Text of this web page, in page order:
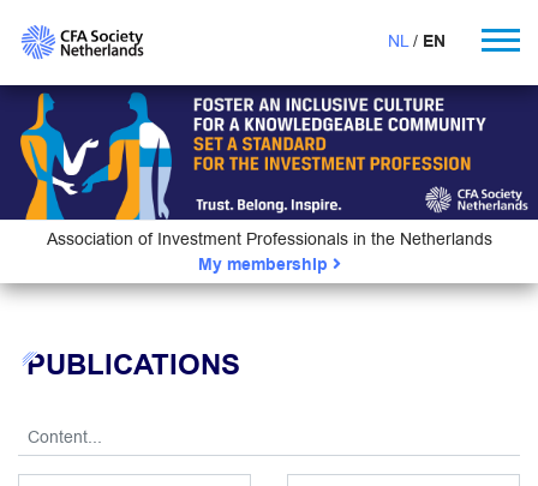
NL EN
Association of Investment Professionals in the Netherlands
My membership
PUBLICATIONS